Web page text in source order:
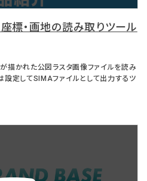
標・画地の読み取りツール
描かれた公図ラスタ画像ファイルを読み
設定してSIMAファイルとして出力するツ